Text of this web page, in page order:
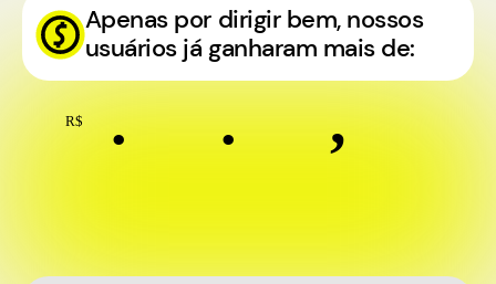
Apenas por dirigir bem, nossos
usuários já ganharam mais de:
.
.
,
R$